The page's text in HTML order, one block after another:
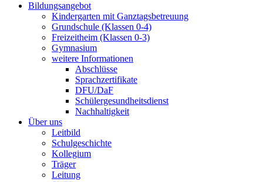
Bildungsangebot
Kindergarten mit Ganztagsbetreuung
Grundschule (Klassen 0-4)
Freizeitheim (Klassen 0-3)
Gymnasium
weitere Informationen
Abschlüsse
Sprachzertifikate
DFU/DaF
Schülergesundheitsdienst
Nachhaltigkeit
Über uns
Leitbild
Schulgeschichte
Kollegium
Träger
Leitung